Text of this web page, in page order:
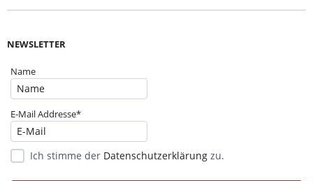
NEWSLETTER
Name
E-Mail Addresse*
Ich stimme der Datenschutzerklärung zu.